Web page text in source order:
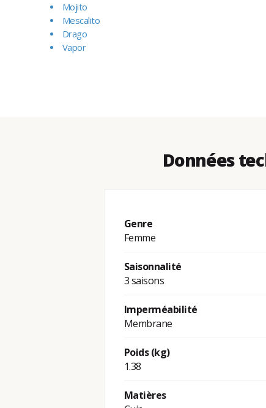
Mojito
Mescalito
Drago
Vapor
Données
Genre
Femme
Saisonnalité
3 saisons
Imperméabilité
Membrane
Poids (kg)
1.38
Matières